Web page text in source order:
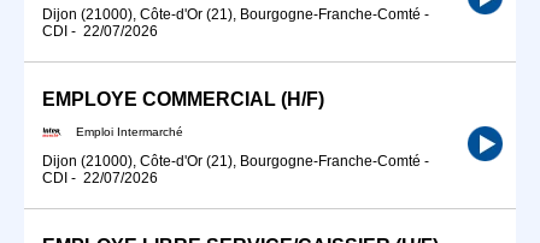
Dijon (21000), Côte-d'Or (21), Bourgogne-Franche-Comté -
CDI - 22/07/2026
EMPLOYE COMMERCIAL (H/F)
Emploi Intermarché
Dijon (21000), Côte-d'Or (21), Bourgogne-Franche-Comté -
CDI - 22/07/2026